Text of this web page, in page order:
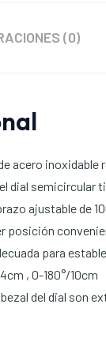
(0)
acero inoxidable
dial semicircular
ajustable de
posición
para
, 0-180°/10cm
del dial son